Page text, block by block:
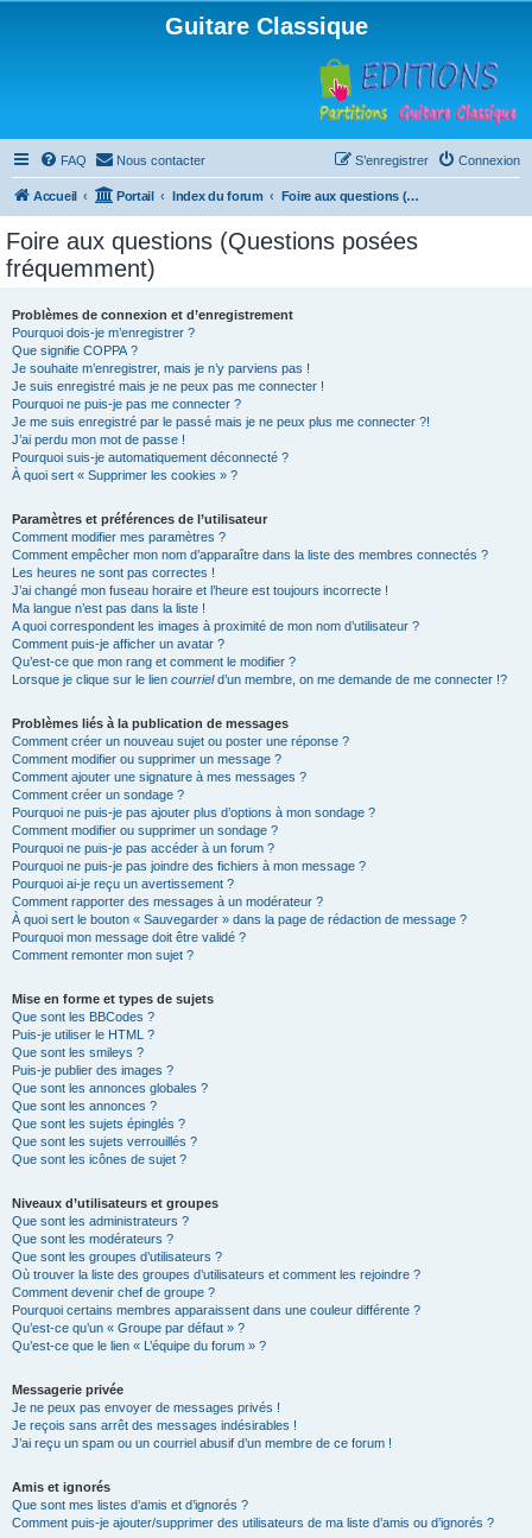
Guitare Classique
FAQ Nous contacter Connexion
S’enregistrer
Accueil Portail Index du forum Foire aux questions (Questions posées fréquemment)
Foire aux questions (Questions posées
fréquemment)
Problèmes de connexion et d’enregistrement
Pourquoi dois-je m’enregistrer ?
Que signifie COPPA ?
Je souhaite m’enregistrer, mais je n’y parviens pas !
Je suis enregistré mais je ne peux pas me connecter !
Pourquoi ne puis-je pas me connecter ?
Je me suis enregistré par le passé mais je ne peux plus me connecter ?!
J’ai perdu mon mot de passe !
Pourquoi suis-je automatiquement déconnecté ?
À quoi sert « Supprimer les cookies » ?
Paramètres et préférences de l’utilisateur
Comment modifier mes paramètres ?
Comment empêcher mon nom d’apparaître dans la liste des membres connectés ?
Les heures ne sont pas correctes !
J’ai changé mon fuseau horaire et l’heure est toujours incorrecte !
Ma langue n’est pas dans la liste !
A quoi correspondent les images à proximité de mon nom d’utilisateur ?
Comment puis-je afficher un avatar ?
Qu’est-ce que mon rang et comment le modifier ?
Lorsque je clique sur le lien courrield’un membre, on me demande de me connecter !?
Problèmes liés à la publication de messages
Comment créer un nouveau sujet ou poster une réponse ?
Comment modifier ou supprimer un message ?
Comment ajouter une signature à mes messages ?
Comment créer un sondage ?
Pourquoi ne puis-je pas ajouter plus d’options à mon sondage ?
Comment modifier ou supprimer un sondage ?
Pourquoi ne puis-je pas accéder à un forum ?
Pourquoi ne puis-je pas joindre des fichiers à mon message ?
Pourquoi ai-je reçu un avertissement ?
Comment rapporter des messages à un modérateur ?
À quoi sert le bouton « Sauvegarder » dans la page de rédaction de message ?
Pourquoi mon message doit être validé ?
Comment remonter mon sujet ?
Mise en forme et types de sujets
Que sont les BBCodes ?
Puis-je utiliser le HTML ?
Que sont les smileys ?
Puis-je publier des images ?
Que sont les annonces globales ?
Que sont les annonces ?
Que sont les sujets épinglés ?
Que sont les sujets verrouillés ?
Que sont les icônes de sujet ?
Niveaux d’utilisateurs et groupes
Que sont les administrateurs ?
Que sont les modérateurs ?
Que sont les groupes d’utilisateurs ?
Où trouver la liste des groupes d’utilisateurs et comment les rejoindre ?
Comment devenir chef de groupe ?
Pourquoi certains membres apparaissent dans une couleur différente ?
Qu’est-ce qu’un « Groupe par défaut » ?
Qu’est-ce que le lien « L’équipe du forum » ?
Messagerie privée
Je ne peux pas envoyer de messages privés !
Je reçois sans arrêt des messages indésirables !
J’ai reçu un spam ou un courriel abusif d’un membre de ce forum !
Amis et ignorés
Que sont mes listes d’amis et d’ignorés ?
Comment puis-je ajouter/supprimer des utilisateurs de ma liste d’amis ou d’ignorés ?